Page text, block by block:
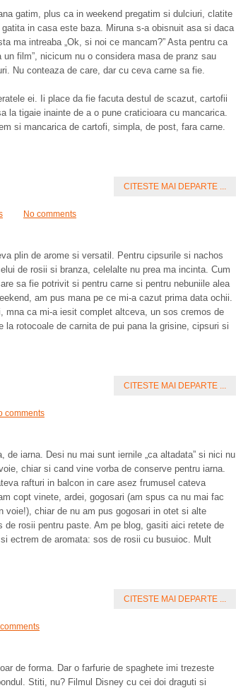
gatim, plus ca in weekend pregatim si dulciuri, clatite
in casa este baza. Miruna s-a obisnuit asa si daca
ma intreaba „Ok, si noi ce mancam?” Asta pentru ca
film”, nicicum nu o considera masa de pranz sau
Nu conteaza de care, dar cu ceva carne sa fie.
ei. Ii place da fie facuta destul de scazut, cartofii
la tigaie inainte de a o pune craticioara cu mancarica.
si mancarica de cartofi, simpla, de post, fara carne.
CITESTE MAI DEPARTE ...
No comments
plin de arome si versatil. Pentru cipsurile si nachos
de rosii si branza, celelalte nu prea ma incinta. Cum
sa fie potrivit si pentru carne si pentru nebuniile alea
am pus mana pe ce mi-a cazut prima data ochii.
mna ca mi-a iesit complet altceva, un sos cremos de
rotocoale de carnita de pui pana la grisine, cipsuri si
CITESTE MAI DEPARTE ...
comments
iarna. Desi nu mai sunt iernile „ca altadata” si nici nu
chiar si cand vine vorba de conserve pentru iarna.
rafturi in balcon in care asez frumusel cateva
copt vinete, ardei, gogosari (am spus ca nu mai fac
voie!), chiar de nu am pus gogosari in otet si alte
rosii pentru paste. Am pe blog, gasiti aici retete de
ectrem de aromata: sos de rosii cu busuioc. Mult
CITESTE MAI DEPARTE ...
de forma. Dar o farfurie de spaghete imi trezeste
Stiti, nu? Filmul Disney cu cei doi draguti si